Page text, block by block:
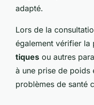
adapté.
Lors de la
également vérifier la
tiques ou autres
à une prise de poids
problèmes de santé